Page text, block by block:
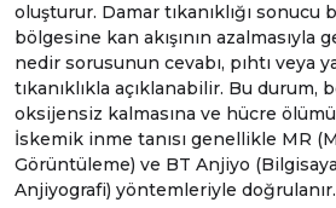
oluşturur. Damar tıkanıklığı
bölgesine kan akışının azalmasıyla
nedir sorusunun cevabı, pıhtı veya
tıkanıklıkla açıklanabilir. Bu durum,
oksijensiz kalmasına ve hücre
İskemik inme tanısı genellikle MR (
Görüntüleme) ve BT Anjiyo (
Anjiyografi) yöntemleriyle doğrulanır.